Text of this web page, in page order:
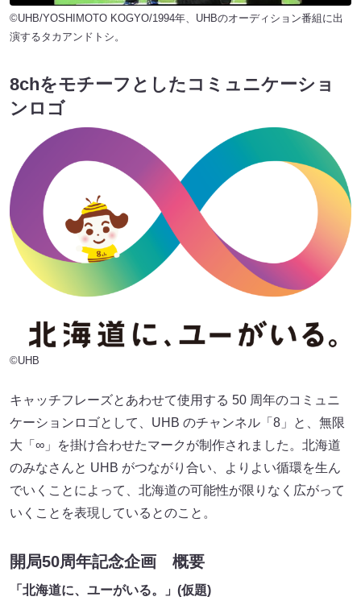
©UHB/YOSHIMOTO KOGYO/1994年、UHBのオーディション番組に出
演するタカアンドトシ。
8chをモチーフとしたコミュニケーショ
ンロゴ
©UHB
キャッチフレーズとあわせて使用する 50 周年のコミュニ
ケーションロゴとして、UHB のチャンネル「8」と、無限
大「∞」を掛け合わせたマークが制作されました。北海道
のみなさんと UHB がつながり合い、よりよい循環を生ん
でいくことによって、北海道の可能性が限りなく広がって
いくことを表現しているとのこと。
開局50周年記念企画 概要
「北海道に、ユーがいる。」(仮題)